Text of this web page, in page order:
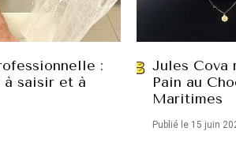
:
à saisir et à
Jules
Pain au
Maritimes
Publié le 15 juin